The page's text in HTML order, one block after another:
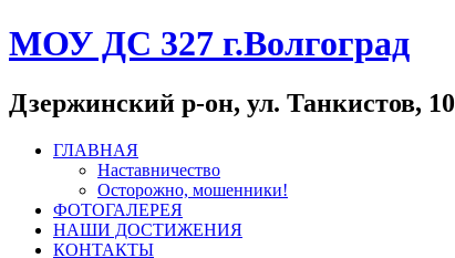
МОУ ДС 327 г.Волгоград
Дзержинский р-он, ул. Танкистов, 10
ГЛАВНАЯ
Наставничество
Осторожно, мошенники!
ФОТОГАЛЕРЕЯ
НАШИ ДОСТИЖЕНИЯ
КОНТАКТЫ